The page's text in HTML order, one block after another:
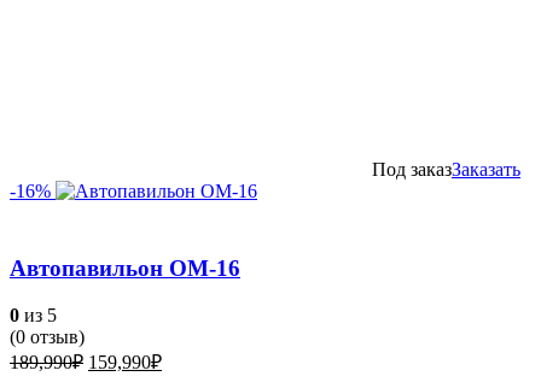
Под заказЗаказать
-16%
Автопавильон ОМ-16
0 из 5
(0 отзыв)
189,990₽ Первоначальная
159,990₽Текущая